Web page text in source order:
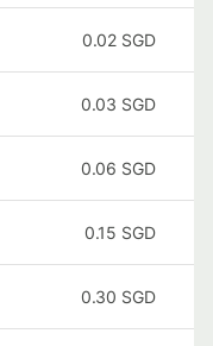
0.02 SGD
0.03 SGD
0.06 SGD
0.15 SGD
0.30 SGD